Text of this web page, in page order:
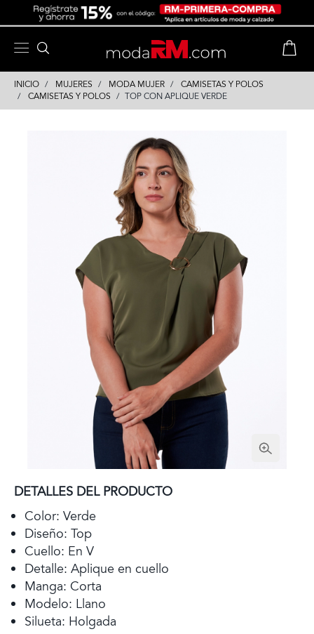
INICIO MUJERES MODA MUJER
CAMISETAS Y POLOS
CAMISETAS Y POLOS
TOP CON APLIQUE VERDE
DETALLES DEL PRODUCTO
Color: Verde
Diseño: Top
Cuello: En V
Detalle: Aplique en cuello
Manga: Corta
Modelo: Llano
Silueta: Holgada